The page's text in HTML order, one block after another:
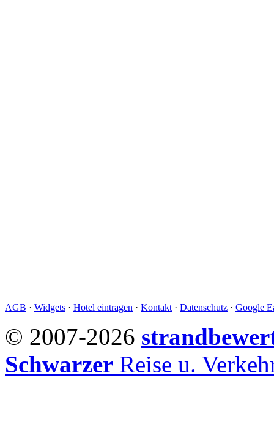
AGB · Widgets · Hotel eintragen · Kontakt · Datenschutz · Google
© 2007-2026
Schwarzer Reise u.